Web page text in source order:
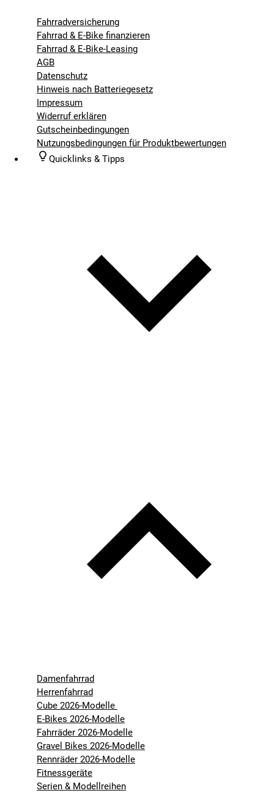
Fahrradversicherung
Fahrrad & E-Bike finanzieren
Fahrrad & E-Bike-Leasing
AGB
Datenschutz
Hinweis nach Batteriegesetz
Impressum
Widerruf erklären
Gutscheinbedingungen
Nutzungsbedingungen für Produktbewertungen
Quicklinks & Tipps
Damenfahrrad
Herrenfahrrad
Cube 2026-Modelle
E-Bikes 2026-Modelle
Fahrräder 2026-Modelle
Gravel Bikes 2026-Modelle
Rennräder 2026-Modelle
Fitnessgeräte
Serien & Modellreihen